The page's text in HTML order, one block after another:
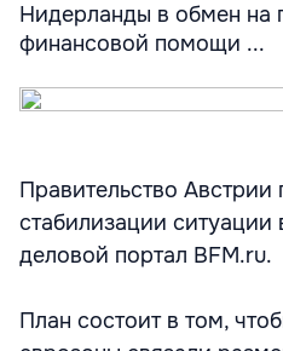
Нидерланды в обмен на
финансовой помощи ...
Правительство
стабилизации
деловой портал BFM.ru.
План состоит в том,